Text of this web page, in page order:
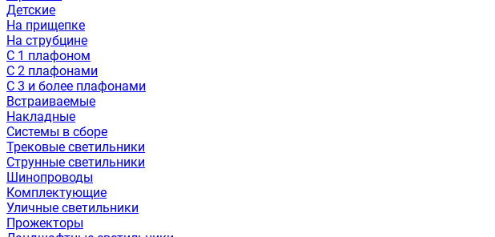
Детские
На прищепке
На струбцине
С 1 плафоном
С 2 плафонами
С 3 и более плафонами
Встраиваемые
Накладные
Системы в сборе
Трековые светильники
Струнные светильники
Шинопроводы
Комплектующие
Уличные светильники
Прожекторы